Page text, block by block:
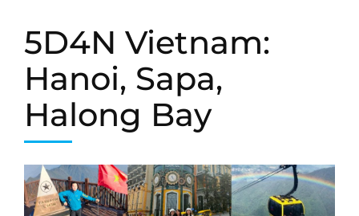
5D4N Vietnam:
Hanoi, Sapa,
Halong Bay